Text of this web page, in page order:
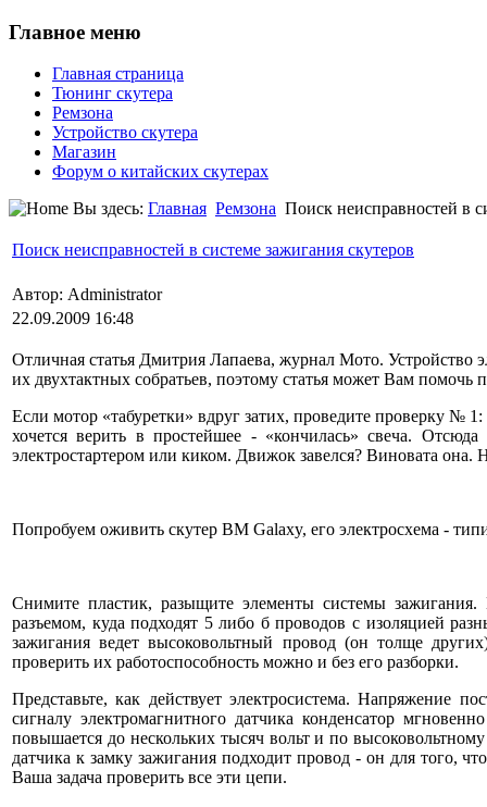
Главное меню
Главная страница
Тюнинг скутера
Ремзона
Устройство скутера
Магазин
Форум о китайских скутерах
Вы здесь: Главная Ремзона Поиск неисправностей в
Поиск неисправностей в системе зажигания скутеров
Автор: Administrator
22.09.2009 16:48
Отличная статья Дмитрия Лапаева, журнал Мото. Устройство
их двухтактных собратьев, поэтому статья может Вам помочь
Если мотор «табуретки» вдруг затих, проведите проверку №
хочется верить в простейшее - «кончилась» свеча.
электростартером или киком. Движок завелся? Виновата она.
Попробуем оживить скутер ВМ Galaxy, его электросхема -
Снимите пластик, разыщите элементы системы зажигания.
разъемом, куда подходят 5 либо б проводов с изоляцией
зажигания ведет высоковольтный провод (он толще
проверить их работоспособность можно и без его разборки.
Представьте, как действует электросистема. Напряжение
сигналу электромагнитного датчика конденсатор
повышается до нескольких тысяч вольт и по
датчика к замку зажигания подходит провод - он для того,
Ваша задача проверить все эти цепи.